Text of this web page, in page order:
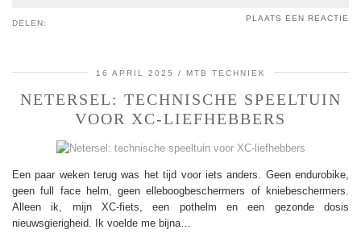
DELEN:
PLAATS EEN REACTIE
16 APRIL 2025 MTB TECHNIEK
NETERSEL: TECHNISCHE SPEELTUIN
VOOR XC-LIEFHEBBERS
Een paar weken terug was het tijd voor iets anders. Geen endurobike,
geen full face helm, geen elleboogbeschermers of kniebeschermers.
Alleen ik, mijn XC-fiets, een pothelm en een gezonde dosis
nieuwsgierigheid. Ik voelde me bijna…